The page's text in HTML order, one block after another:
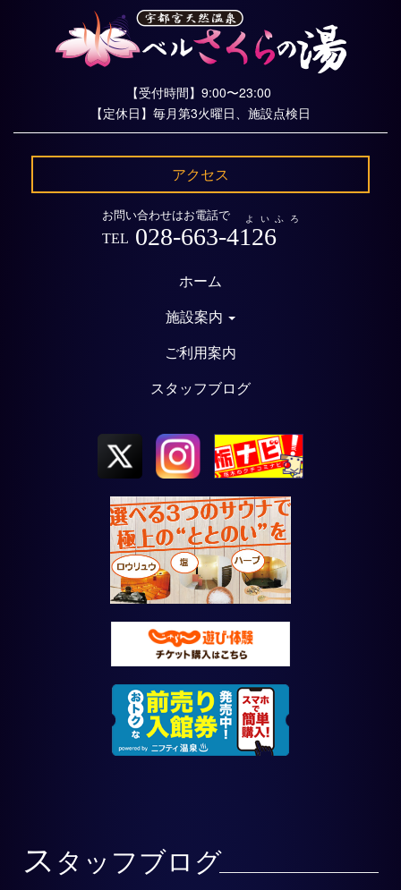
【受付時間】9:00〜23:00
【定休日】毎月第3火曜日、施設点検日
アクセス
お問い合わせはお電話で よいふろ
TEL 028-663-4126
ホーム
施設案内
ご利用案内
スタッフブログ
ス タッフブログ